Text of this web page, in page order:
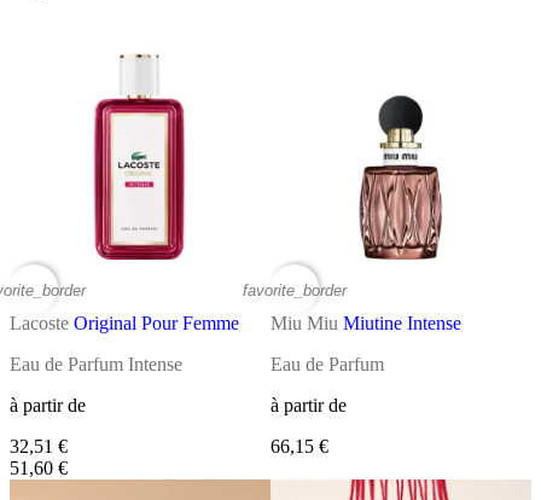
Lacoste Original Pour Femme
Eau de Parfum Intense
à partir de
32,51 €
51,60 €
favorite_border
Miu Miu Miutine Intense
Eau de Parfum
à partir de
66,15 €